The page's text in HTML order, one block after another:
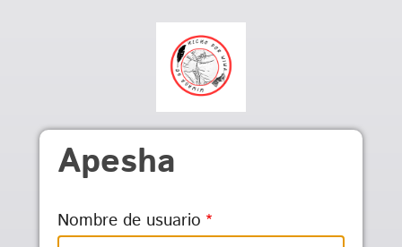
Apesha
Nombre de usuario